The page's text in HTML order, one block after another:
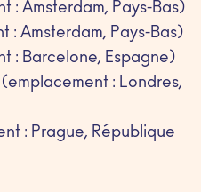
: Amsterdam, Pays-Bas)
: Amsterdam, Pays-Bas)
: Barcelone, Espagne)
: Londres,
: Prague, République